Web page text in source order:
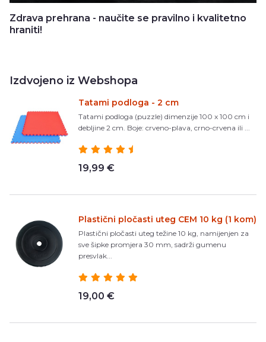
Zdrava prehrana - naučite se pravilno i kvalitetno
hraniti!
Izdvojeno iz Webshopa
Tatami podloga - 2 cm
Tatami podloga (puzzle) dimenzije 100 x 100 cm i
debljine 2 cm. Boje: crveno-plava, crno-crvena ili ...
19,99 €
Plastični pločasti uteg CEM 10 kg (1 kom)
Plastični pločasti uteg težine 10 kg, namijenjen za
sve šipke promjera 30 mm, sadrži gumenu
presvlak...
19,00 €